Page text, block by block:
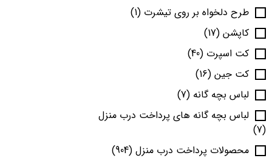
طرح دلخواه بر روی تیشرت (1)
کاپشن (17)
کت اسپرت (40)
کت جین (16)
لباس بچه گانه (7)
لباس بچه گانه های پرداخت درب منزل
(7)
محصولات پرداخت درب منزل (904)